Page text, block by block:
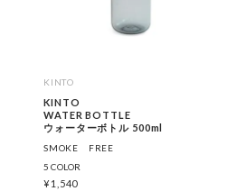
KINTO
KINTO
WATER BOTTLE
ウォーターボトル 500ml
SMOKE
FREE
5 COLOR
¥1,540